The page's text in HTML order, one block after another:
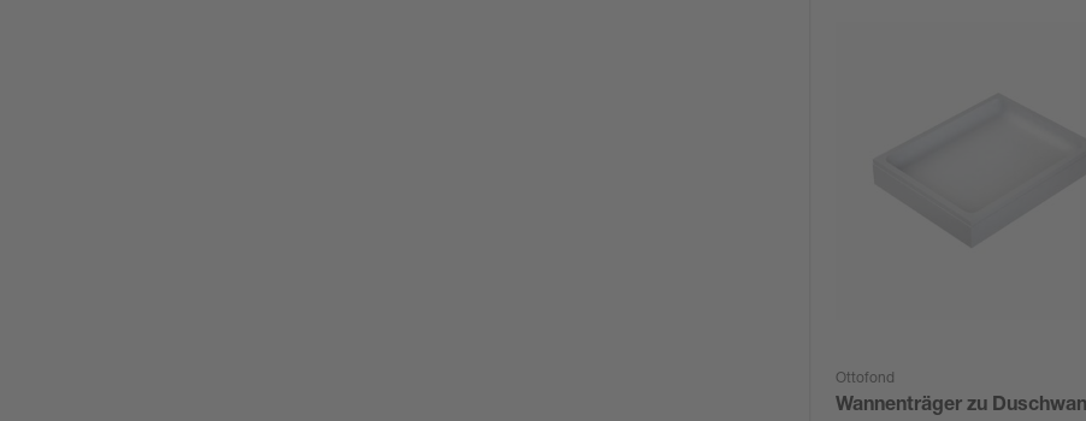
Ottofond
Wannenträger zu